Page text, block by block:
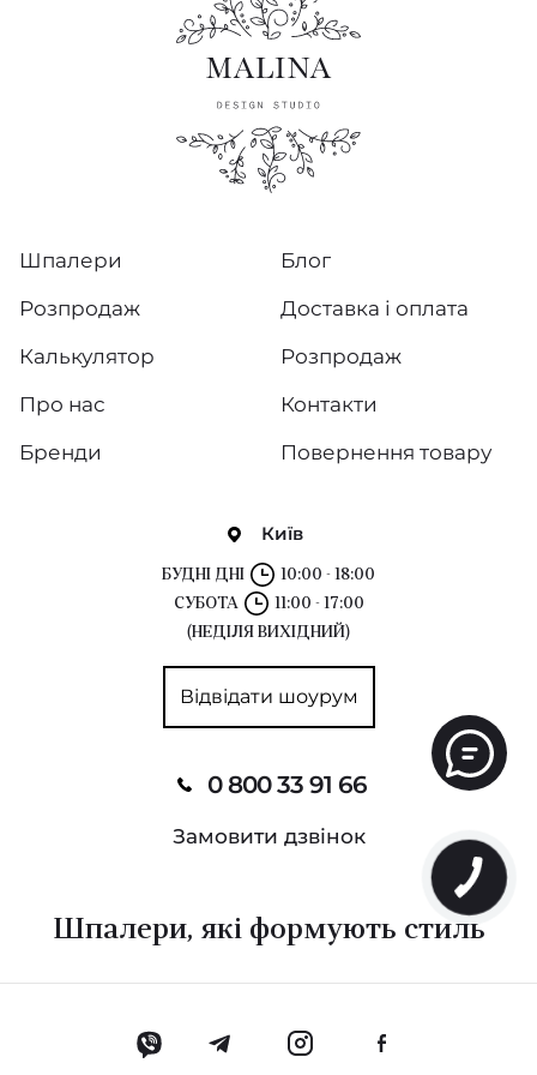
Київ
БУДНІ ДНІ
10:00 - 18:00
СУБОТА
11:00 - 17:00
(НЕДІЛЯ ВИХІДНИЙ)
Відвідати шоурум
0 800 33 91 66
Замовити дзвінок
Шпалери
Розпродаж
Калькулятор
Про нас
Бренди
Блог
Доставка і оплата
Розпродаж
Контакти
Повернення товару
Шпалери, які формують стиль